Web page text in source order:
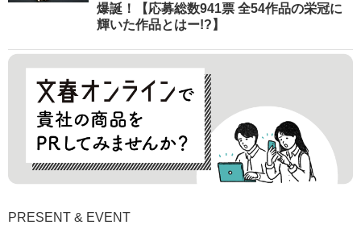
爆誕！【応募総数941票 全54作品の栄冠に
輝いた作品とはー!?】
PRESENT & EVENT